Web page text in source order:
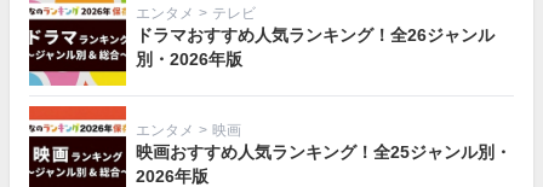
エンタメ > テレビ
ドラマおすすめ人気ランキング！全26ジャンル
別・2026年版
エンタメ > 映画
映画おすすめ人気ランキング！全25ジャンル別・
2026年版